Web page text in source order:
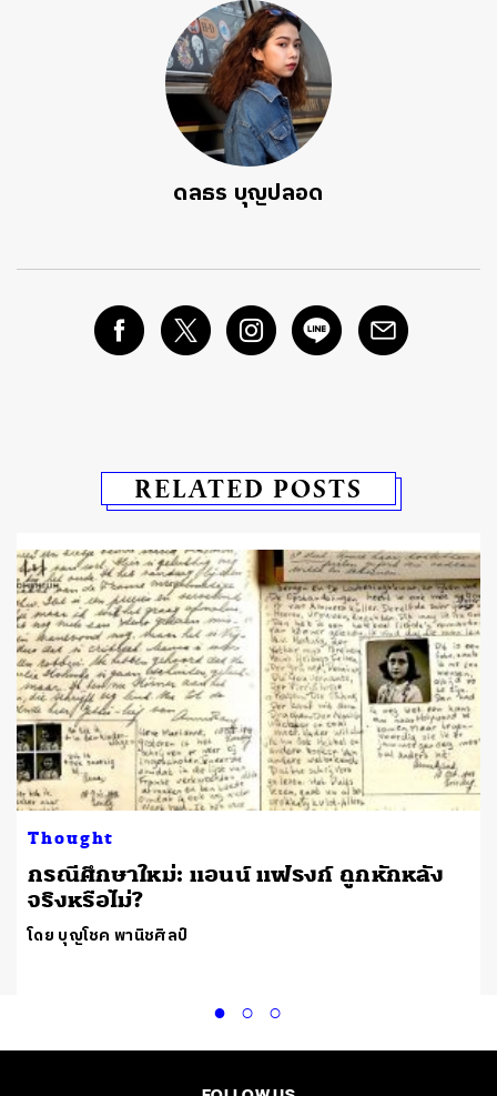
ดลธร บุญปลอด
RELATED POSTS
Thought
กรณีศึกษาใหม่: แอนน์ แฟรงก์ ถูกหักหลัง
จริงหรือไม่?
โดย บุญโชค พานิชศิลป์